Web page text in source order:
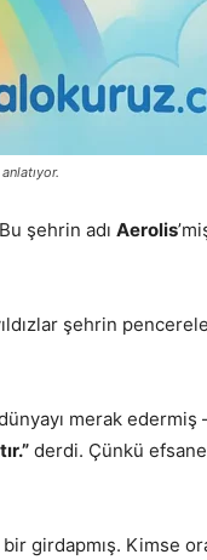
şehrin adı Aerolis
şehrin
merak
derdi. Çünkü
girdapmış. Kimse